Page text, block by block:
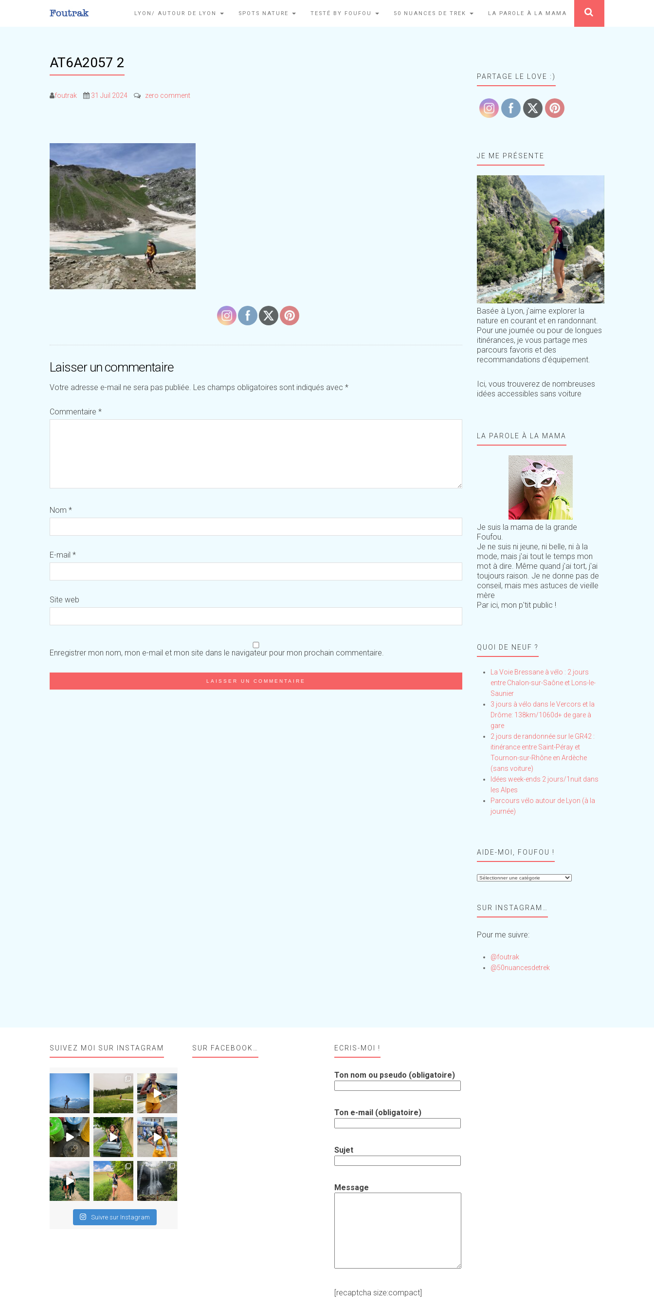
LYON/ AUTOUR DE LYON SPOTS NATURE TESTÉ BY FOUFOU 50 NUANCES DE TREK LA PAROLE À LA MAMA
AT6A2057 2
foutrak 31 Juil 2024 zero comment
Laisser un commentaire
Votre adresse e-mail ne sera pas publiée. Les champs obligatoires sont indiqués avec *
Commentaire *
Nom *
E-mail *
Site web
Enregistrer mon nom, mon e-mail et mon site dans le navigateur pour mon prochain commentaire.
PARTAGE LE LOVE :)
JE ME PRÉSENTE
Basée à Lyon, j'aime explorer la
nature en courant et en randonnant.
Pour une journée ou pour de longues
itinérances, je vous partage mes
parcours favoris et des
recommandations d'équipement.
Ici, vous trouverez de nombreuses
idées accessibles sans voiture
LA PAROLE À LA MAMA
Je suis la mama de la grande
Foufou.
Je ne suis ni jeune, ni belle, ni à la
mode, mais j'ai tout le temps mon
mot à dire. Même quand j'ai tort, j'ai
toujours raison. Je ne donne pas de
conseil, mais mes astuces de vieille
mère
Par ici, mon p'tit public !
QUOI DE NEUF ?
La Voie Bressane à vélo : 2 jours
entre Chalon-sur-Saône et Lons-le-
Saunier
3 jours à vélo dans le Vercors et la
Drôme: 138km/1060d+ de gare à
gare
2 jours de randonnée sur le GR42 :
itinérance entre Saint-Péray et
Tournon-sur-Rhône en Ardèche
(sans voiture)
Idées week-ends 2 jours/1nuit dans
les Alpes
Parcours vélo autour de Lyon (à la
journée)
AIDE-MOI, FOUFOU !
Aide-
!SUR INSTAGRAM…
Pour me suivre:
@foutrak
@50nuancesdetrek
SUIVEZ MOI SUR INSTAGRAM
Suivre sur Instagram
SUR FACEBOOK… ECRIS-MOI !
Ton nom ou pseudo (obligatoire)
Ton e-mail (obligatoire)
Sujet
Message
[recaptcha size:compact]